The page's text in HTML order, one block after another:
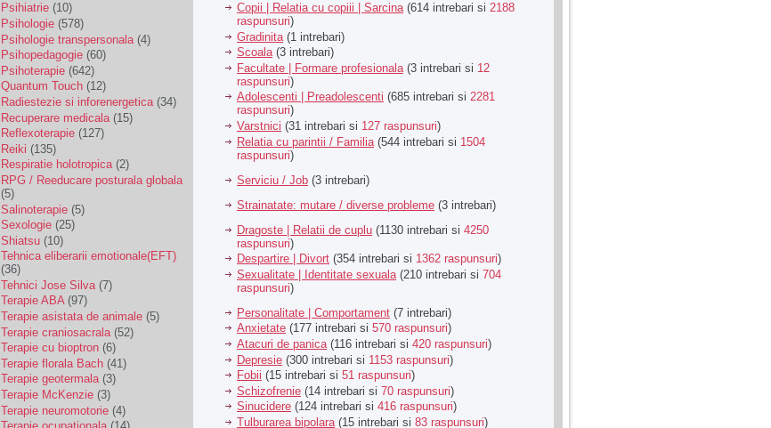
Psihiatrie (10)
Psihologie (578)
Psihologie transpersonala (4)
Psihopedagogie (60)
Psihoterapie (642)
Quantum Touch (12)
Radiestezie si inforenergetica (34)
Recuperare medicala (15)
Reflexoterapie (127)
Reiki (135)
Respiratie holotropica(2)
RPG / Reeducare posturala globala
(5)
Salinoterapie (5)
Sexologie (25)
Shiatsu (10)
Tehnica eliberarii emotionale(EFT)
(36)
Tehnici Jose Silva (7)
Terapie ABA(97)
Terapie asistata de animale (5)
Terapie craniosacrala (52)
Terapie cu bioptron (6)
Terapie florala Bach (41)
Terapie geotermala(3)
Terapie McKenzie (3)
Terapie neuromotorie (4)
Copii | Relatia cu copiii | Sarcina(614 intrebari si 2188
raspunsuri)
Gradinita (1 intrebari)
Scoala(3 intrebari)
Facultate | Formare profesionala (3 intrebari si 12
raspunsuri)
Adolescenti | Preadolescenti (685 intrebari si 2281
raspunsuri)
Varstnici (31 intrebari si 127 raspunsuri)
Relatia cu parintii / Familia (544 intrebari si 1504
raspunsuri)
Serviciu / Job (3 intrebari)
Strainatate: mutare / diverse probleme (3 intrebari)
Dragoste | Relatii de cuplu (1130 intrebari si 4250
raspunsuri)
Despartire | Divort (354 intrebari si 1362 raspunsuri)
Sexualitate | Identitate sexuala (210 intrebari si 704
raspunsuri)
Personalitate | Comportament (7 intrebari)
Anxietate (177 intrebari si 570 raspunsuri)
Atacuri de panica (116 intrebari si 420 raspunsuri)
Depresie (300 intrebari si 1153 raspunsuri)
Fobii (15 intrebari si 51 raspunsuri)
Schizofrenie (14 intrebari si 70 raspunsuri)
Sinucidere (124 intrebari si 416 raspunsuri)
Tulburarea bipolara (15 intrebari si 83 raspunsuri)